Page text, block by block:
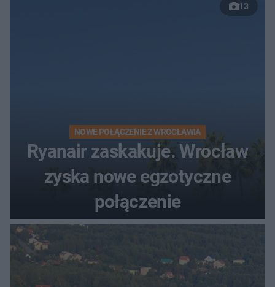
13
NOWE POŁĄCZENIE Z WROCŁAWIA
Ryanair zaskakuje. Wrocław
zyska nowe egzotyczne
połączenie